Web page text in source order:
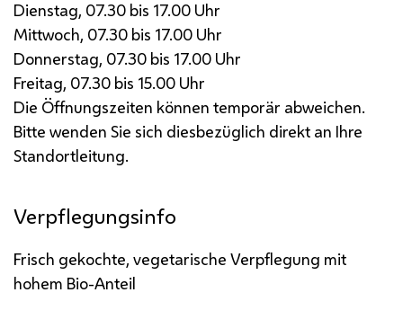
Dienstag, 07.30 bis 17.00 Uhr
Mittwoch, 07.30 bis 17.00 Uhr
Donnerstag, 07.30 bis 17.00 Uhr
Freitag, 07.30 bis 15.00 Uhr
Die Öffnungszeiten können temporär abweichen.
Bitte wenden Sie sich diesbezüglich direkt an Ihre
Standortleitung.
Verpflegungsinfo
Frisch gekochte, vegetarische Verpflegung mit
hohem Bio-Anteil